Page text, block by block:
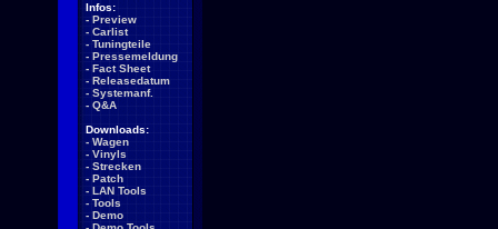
Infos:
- Preview
- Carlist
- Tuningteile
- Pressemeldung
- Fact Sheet
- Releasedatum
- Systemanf.
- Q&A
Downloads:
- Wagen
- Vinyls
- Strecken
- Patch
- LAN Tools
- Tools
- Demo